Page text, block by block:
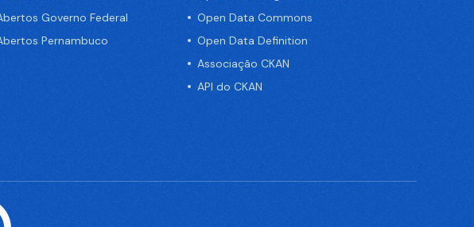
Governo Federal
Pernambuco
Open Data Commons
Open Data Definition
Associação CKAN
API do CKAN